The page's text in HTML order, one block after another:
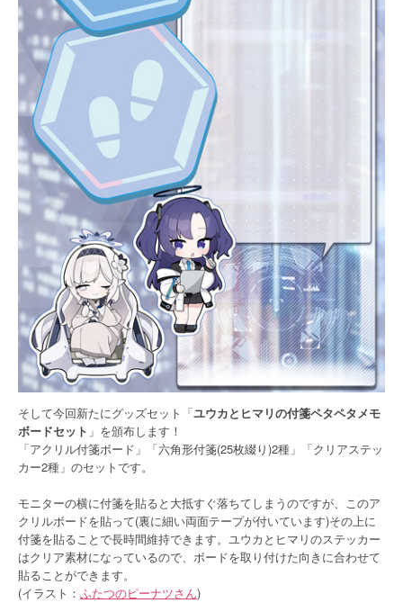
そして今回新たにグッズセット「ユウカとヒマリの付箋ペタペタメモ
ボードセット 」を頒布します！
「アクリル付箋ボード」「六角形付箋(25枚綴り)2種」「クリアステッ
カー2種」のセットです。
モニターの横に付箋を貼ると大抵すぐ落ちてしまうのですが、このア
クリルボードを貼って(裏に細い両面テープが付いています)その上に
付箋を貼ることで長時間維持できます。ユウカとヒマリのステッカー
はクリア素材になっているので、ボードを取り付けた向きに合わせて
貼ることができます。
(イラスト： ふたつのピーナツさん)